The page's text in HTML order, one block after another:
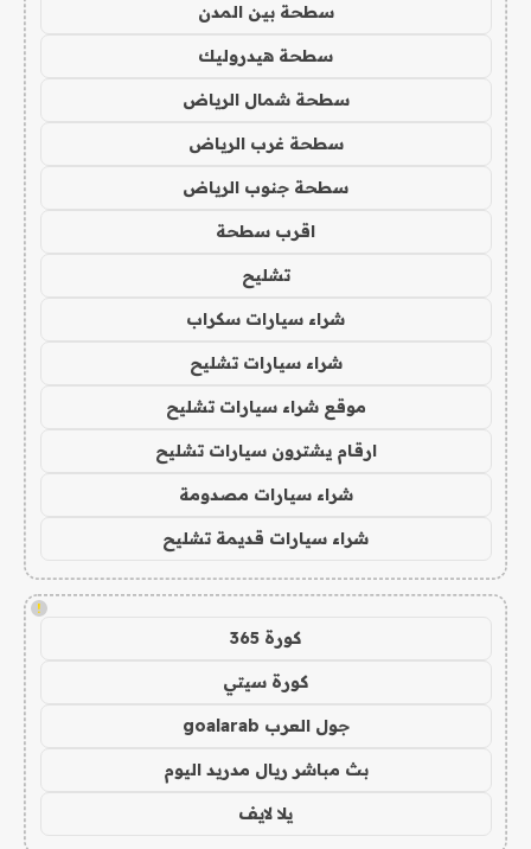
سطحة بين المدن
سطحة هيدروليك
سطحة شمال الرياض
سطحة غرب الرياض
سطحة جنوب الرياض
اقرب سطحة
تشليح
شراء سيارات سكراب
شراء سيارات تشليح
موقع شراء سيارات تشليح
ارقام يشترون سيارات تشليح
شراء سيارات مصدومة
شراء سيارات قديمة تشليح
!
كورة 365
كورة سيتي
جول العرب goalarab
بث مباشر ريال مدريد اليوم
يلا لايف